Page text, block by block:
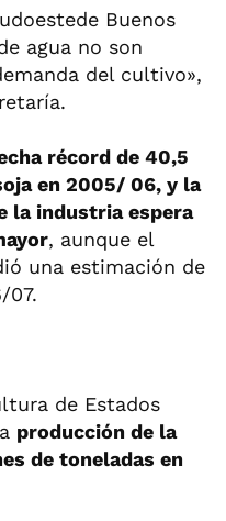
Buenos
agua no son
del cultivo»,
récord de 40,5
en 2005/ 06, y la
la industria espera
, aunque el
una estimación de
07.
de Estados
producción de la
de toneladas en